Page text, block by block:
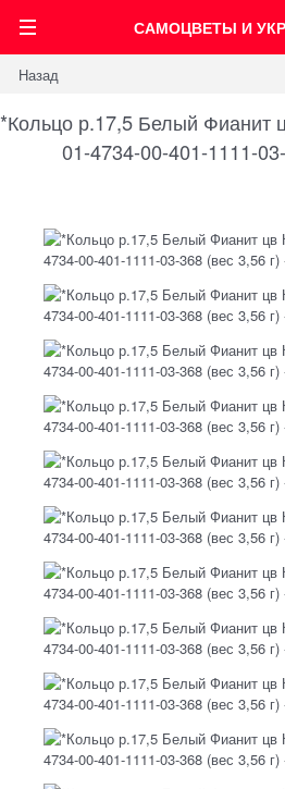
САМОЦВЕТЫ И
Назад
*Кольцо р.17,5 Белый Фианит
01-4734-00-401-1111-